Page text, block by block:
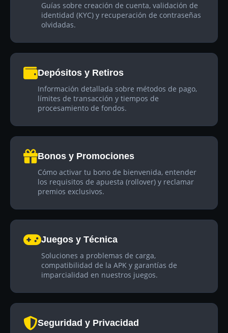
Guías sobre creación de cuenta, validación de
identidad (KYC) y recuperación de contraseñas
olvidadas.
Depósitos y Retiros
Información detallada sobre métodos de pago,
límites de transacción y tiempos de
procesamiento de fondos.
Bonos y Promociones
Cómo activar tu bono de bienvenida, entender
los requisitos de apuesta (rollover) y reclamar
premios exclusivos.
Juegos y Técnica
Soluciones a problemas de carga,
compatibilidad de la APK y garantías de
imparcialidad en nuestros juegos.
Seguridad y Privacidad